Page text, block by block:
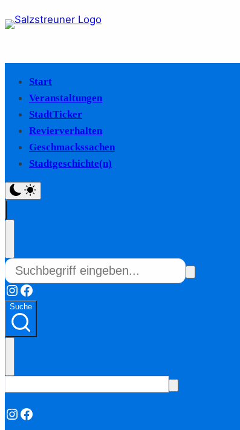
Start
Veranstaltungen
StadtTicker
Revierverhalten
Geschmackssachen
Stadtgeschichte(n)
Instagram
Facebook
Suche
Instagram
Facebook